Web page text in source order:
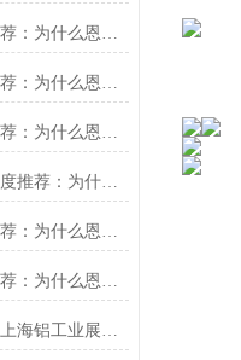
铁渣压饼机生产厂家推荐：为什么恩派特成为众多企业的优选？
铝渣压饼机生产厂家推荐：为什么恩派特是值得信赖的选择？
钢屑压饼机生产厂家推荐：为什么恩派特是您值得信赖的选择？
铜屑压饼机生产厂家深度推荐：为什么恩派特成为市场的“压饼专家”？
铁屑压饼机生产厂家推荐：为什么恩派特成为工业固废处理的优选品牌？
铝屑压饼机生产厂家推荐：为什么恩派特成为众多企业的优选？
恩派特总经理钱兵亮相上海铝工业展：为铝回收行业贡献“恩派特方案”